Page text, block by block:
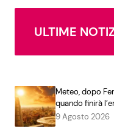
ULTIME
Meteo, dopo
quando finirà
9 Agosto 2026